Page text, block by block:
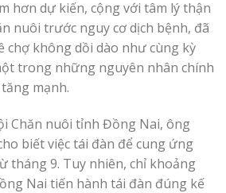
hơn dự kiến, cộng với tâm lý thận
nuôi trước nguy cơ dịch bệnh, đã
chợ không dồi dào như cùng kỳ
trong những nguyên nhân chính
mạnh.
Chăn nuôi tỉnh Đồng Nai, ông
biết việc tái đàn để cung ứng
tháng 9. Tuy nhiên, chỉ khoảng
Nai tiến hành tái đàn đúng kế